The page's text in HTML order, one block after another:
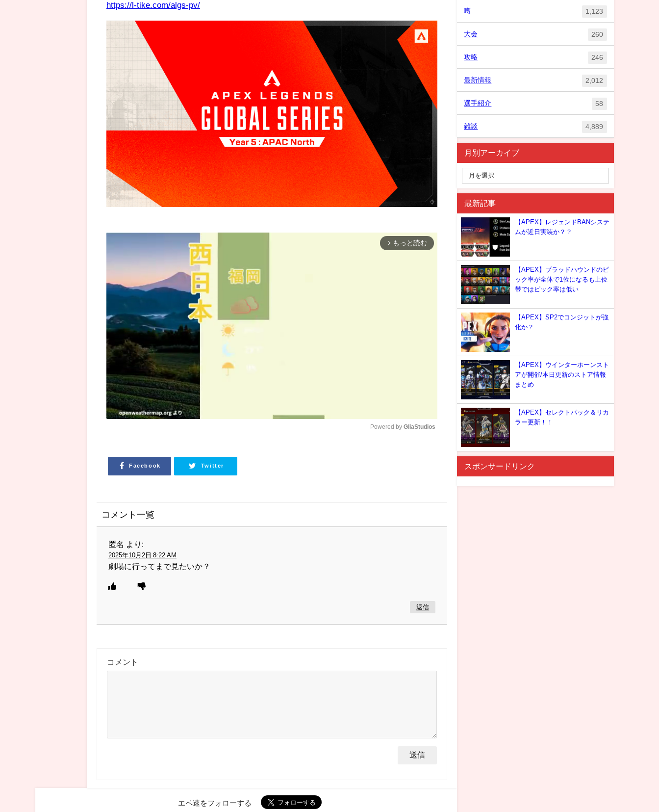
https://l-tike.com/algs-pv/
arrow_forward_ios もっと読む
Powered by GliaStudios
Facebook Twitter
コメント一覧
匿名 より:
2025年10月2日 8:22 AM
劇場に行ってまで見たいか？
返信
コメント
エペ速をフォローする
噂 1,123
大会 260
攻略 246
最新情報 2,012
選手紹介 58
雑談 4,889
月別アーカイブ
最新記事
【APEX】レジェンドBANシステ
ムが近日実装か？？
【APEX】ブラッドハウンドのピ
ック率が全体で1位になるも上位
帯ではピック率は低い
【APEX】SP2でコンジットが強
化か？
【APEX】ウインターホーンスト
アが開催/本日更新のストア情報
まとめ
【APEX】セレクトパック＆リカ
ラー更新！！
スポンサードリンク